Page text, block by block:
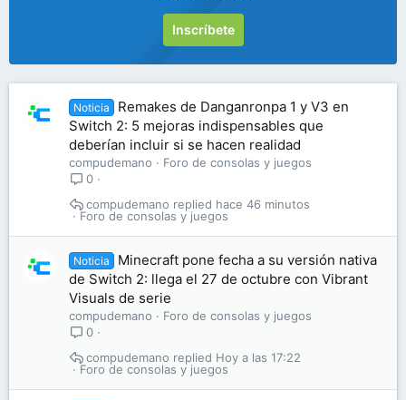
Inscríbete
Noticia
Remakes de Danganronpa 1 y V3 en
Switch 2: 5 mejoras indispensables que
deberían incluir si se hacen realidad
compudemano
Foro de consolas y juegos
0
Foro de consolas y juegos
hace 46 minutos
compudemano
Noticia
Minecraft pone fecha a su versión nativa
de Switch 2: llega el 27 de octubre con Vibrant
Visuals de serie
compudemano
Foro de consolas y juegos
0
Foro de consolas y juegos
Hoy a las 17:22
compudemano